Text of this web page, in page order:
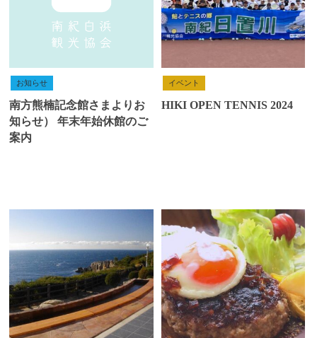
お知らせ
南方熊楠記念館さまよりお
知らせ） 年末年始休館のご
案内
イベント
HIKI OPEN TENNIS 2024